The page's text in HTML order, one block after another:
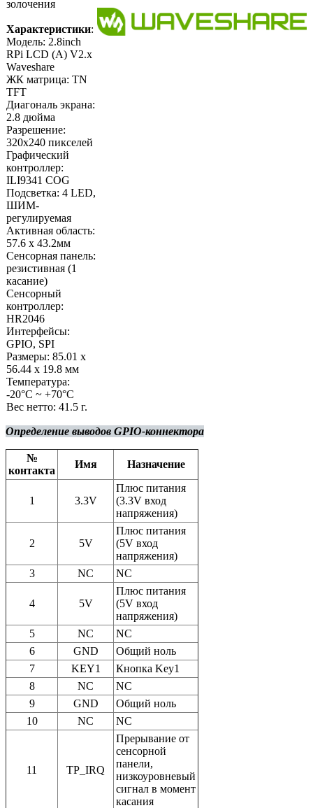
золочения
Характеристики:
Модель: 2.8inch
RPi LCD (A) V2.x
Waveshare
ЖК матрица: TN
TFT
Диагональ экрана:
2.8 дюйма
Разрешение:
320х240 пикселей
Графический
контроллер:
ILI9341 COG
Подсветка: 4 LED,
ШИМ-
регулируемая
Активная область:
57.6 х 43.2мм
Сенсорная панель:
резистивная (1
касание)
Сенсорный
контроллер:
HR2046
Интерфейсы:
GPIO, SPI
Размеры: 85.01 х
56.44 х 19.8 мм
Температура:
-20°С ~ +70°C
Вес нетто: 41.5 г.
Определение выводов GPIO-коннектора
№
контакта
Имя Назначение
1 3.3V
Плюс питания
(3.3V вход
напряжения)
2 5V
Плюс питания
(5V вход
напряжения)
3
NC NC
4 5V
Плюс питания
(5V вход
напряжения)
5
NC
NC
6
GND
Общий ноль
7
KEY1
Кнопка Key1
8
NC
NC
9
GND
Общий ноль
10
NC NC
11 TP_IRQ
Прерывание от
сенсорной
панели,
низкоуровневый
сигнал в момент
касания